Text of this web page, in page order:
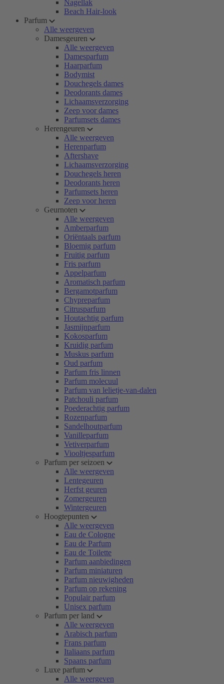
Nagellak
Beach Hair-look
Parfum
Alle weergeven
Damesgeuren
Alle weergeven
Damesparfum
Haarparfum
Bodymist
Douchegels dames
Deodorants dames
Lichaamsverzorging
Zeep voor dames
Parfumsets dames
Herengeuren
Alle weergeven
Herenparfum
Aftershave
Lichaamsverzorging
Douchegels heren
Deodorants heren
Parfumsets heren
Zeep voor heren
Geurnoten
Alle weergeven
Amberparfum
Oriëntaals parfum
Bloemig parfum
Fruitig parfum
Fris parfum
Appelparfum
Aromatisch parfum
Bergamotparfum
Chypreparfum
Citrusparfum
Houtachtig parfum
Jasmijnparfum
Kokosparfum
Kruidig parfum
Muskus parfum
Oud parfum
Parfum fris linnen
Parfum molecuul
Parfum van lelietje-van-dalen
Patchouli parfum
Poederachtig parfum
Rozenparfum
Sandelhoutparfum
Vanilleparfum
Vetiverparfum
Viooltjesparfum
Parfum per seizoen
Alle weergeven
Lentegeuren
Herfst geuren
Zomergeuren
Wintergeuren
Hoogtepunten
Alle weergeven
Eau de Cologne
Eau de Parfum
Eau de Toilette
Parfum aanbiedingen
Parfum miniaturen
Parfum nieuwigheden
Parfum op rekening
Populair parfum
Unisex parfum
Parfum per land
Alle weergeven
Arabisch parfum
Frans parfum
Italiaans parfum
Spaans parfum
Luxe parfum
Alle weergeven